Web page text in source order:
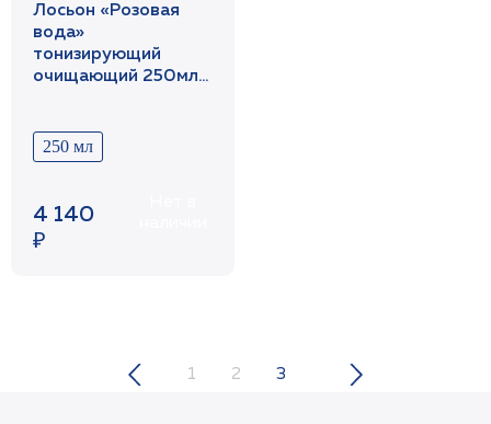
Лосьон «Розовая
вода»
тонизирующий
очищающий 250мл /
250 мл
4 140
₽
1 2 3